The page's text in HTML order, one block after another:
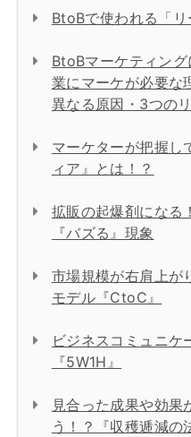
BtoBで使われる「
BtoBマーケティン
業にマーケが必要な
異なる原因・3つの
マーケターが把握し
ィア』とは！？
拡販の起爆剤になる
『バズる』現象
市場規模が右肩上が
モデル『CtoC』
ビジネスコミュニケ
『5W1H』
見合った成果や効果
う！？『収穫逓減の